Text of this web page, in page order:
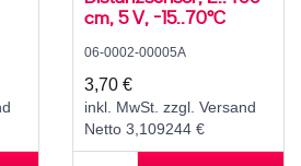
cm, 5 V, -15..70°C
06-0002-00005A
3,70 €
inkl. MwSt. zzgl. Versand
Netto 3,109244 €